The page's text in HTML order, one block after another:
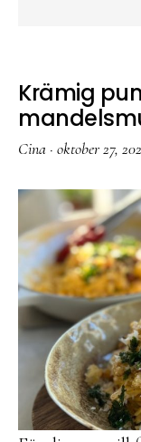
Krämig
Cina · oktober 27,